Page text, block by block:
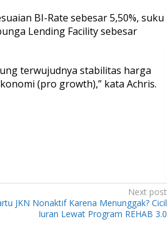
BI-Rate sebesar 5,50%, suku
Lending Facility sebesar
terwujudnya stabilitas harga
(pro growth),” kata Achris.
Next post
JKN Nonaktif Karena Menunggak? Cicil
Iuran Lewat Program REHAB 3.0